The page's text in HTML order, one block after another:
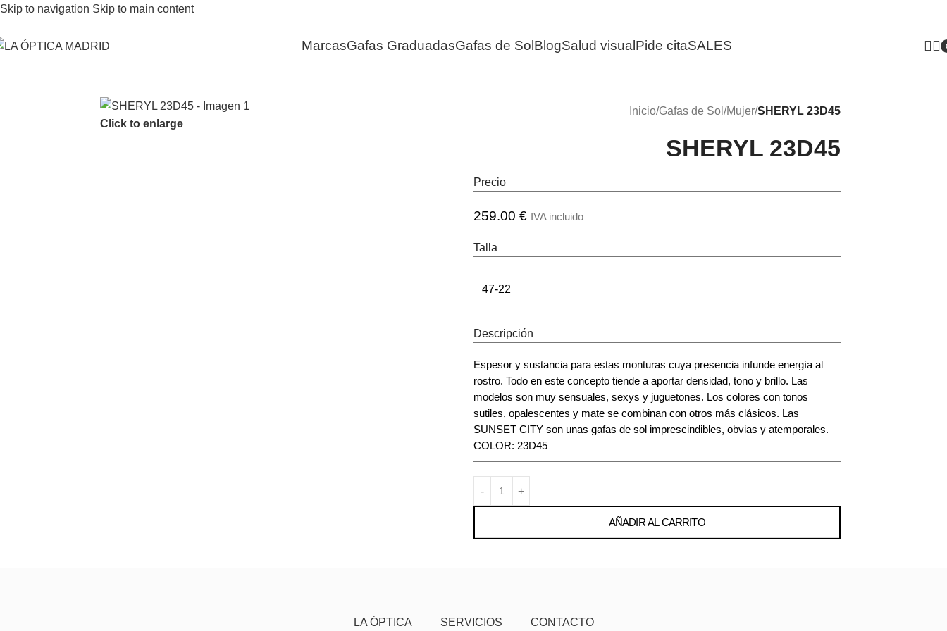
Skip to navigation Skip to main content
MarcasGafas GraduadasGafas de Sol BlogSalud visual Pide citaSALES
Click to enlarge
Inicio/Gafas de Sol /Mujer/SHERYL 23D45
SHERYL 23D45
Precio
259.00 € IVA incluido
Talla
47-22
Descripción
Espesor y sustancia para estas monturas cuya presencia infunde energía al
rostro. Todo en este concepto tiende a aportar densidad, tono y brillo. Las
modelos son muy sensuales, sexys y juguetones. Los colores con tonos
sutiles, opalescentes y mate se combinan con otros más clásicos. Las
SUNSET CITY son unas gafas de sol imprescindibles, obvias y atemporales.
COLOR: 23D45
AÑADIR AL CARRITO
LA ÓPTICA SERVICIOS CONTACTO